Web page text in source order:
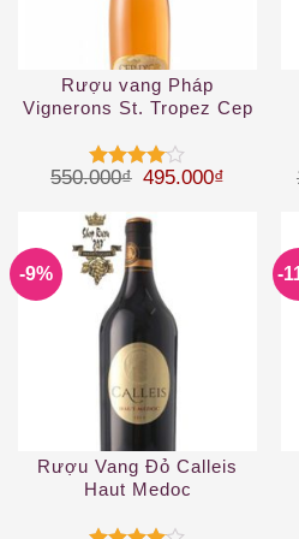
Rượu vang Pháp
Vignerons St. Tropez Cep
Provence
Được
45 sao
550.000₫ Giá gốc là:
495.000₫ Giá
-9%
Rượu Vang Đỏ Calleis
Haut Medoc
-